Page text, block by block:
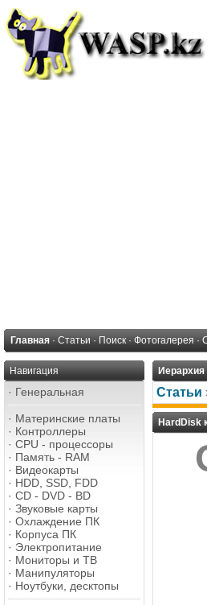
Главная · Статьи · Поиск · Фотогалерея ·
Навигация
· Генеральная
· Материнские платы
· Контроллеры
· CPU - процессоры
· Память - RAM
· Видеокарты
· HDD, SSD, FDD
· CD - DVD - BD
· Звуковые карты
· Охлаждение ПК
· Корпуса ПК
· Электропитание
· Мониторы и ТВ
· Манипуляторы
· Ноутбуки, десктопы
Иерархия
Статьи
HardDisk